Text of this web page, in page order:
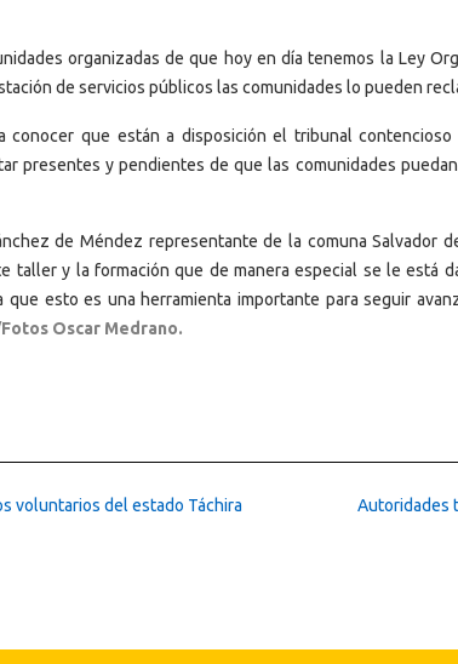
organizadas de que hoy en día tenemos la Ley
de servicios públicos las comunidades lo pueden
conocer que están a disposición el tribunal
presentes y pendientes de que las comunidades
de Méndez representante de la comuna Salvador
taller y la formación que de manera especial se le está
que esto es una herramienta importante para seguir
Oscar Medrano.
Autoridades
voluntarios del estado Táchira